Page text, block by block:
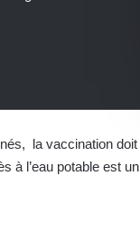
la vaccination doit
à l’eau potable est un